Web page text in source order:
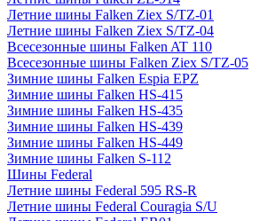
Летние шины Falken Ziex S/TZ-01
Летние шины Falken Ziex S/TZ-04
Всесезонные шины Falken AT 110
Всесезонные шины Falken Ziex S/TZ-05
Зимние шины Falken Espia EPZ
Зимние шины Falken HS-415
Зимние шины Falken HS-435
Зимние шины Falken HS-439
Зимние шины Falken HS-449
Зимние шины Falken S-112
Шины Federal
Летние шины Federal 595 RS-R
Летние шины Federal Couragia S/U